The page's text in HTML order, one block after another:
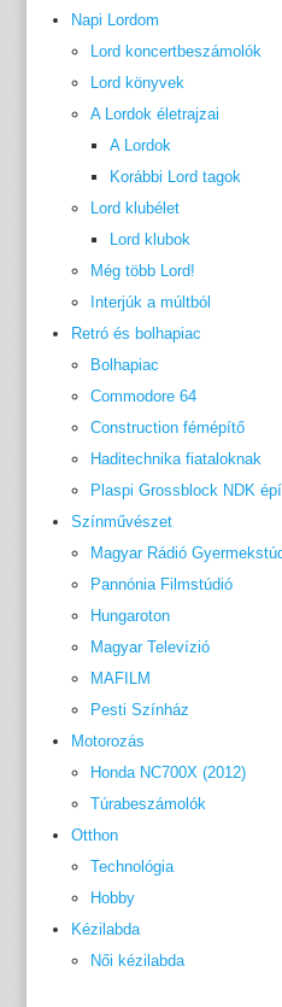
Napi Lordom
Lord koncertbeszámolók
Lord könyvek
A Lordok életrajzai
A Lordok
Korábbi Lord tagok
Lord klubélet
Lord klubok
Még több Lord!
Interjúk a múltból
Retró és bolhapiac
Bolhapiac
Commodore 64
Construction fémépítő
Haditechnika fiataloknak
Plaspi Grossblock NDK
Színművészet
Magyar Rádió
Pannónia Filmstúdió
Hungaroton
Magyar Televízió
MAFILM
Pesti Színház
Motorozás
Honda NC700X (2012)
Túrabeszámolók
Otthon
Technológia
Hobby
Kézilabda
Női kézilabda